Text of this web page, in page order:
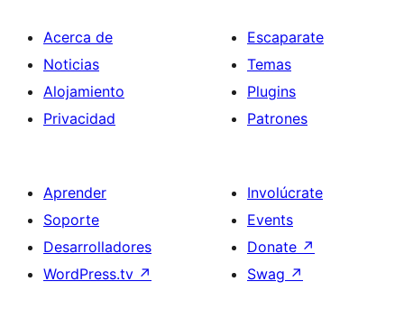
Acerca de
Noticias
Alojamiento
Privacidad
Escaparate
Temas
Plugins
Patrones
Aprender
Soporte
Desarrolladores
WordPress.tv ↗
Involúcrate
Events
Donate ↗
Swag ↗